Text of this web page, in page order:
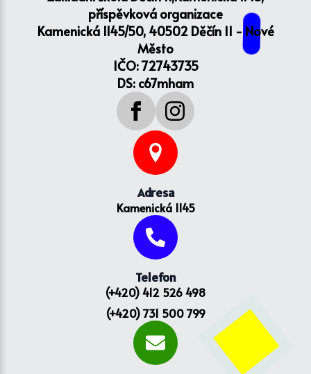
příspěvková organizace
Kamenická 1145/50, 40502 Děčín II - Nové
Město
IČO: 72743735
DS: c67mham
Adresa
Kamenická 1145
Telefon
(+420) 412 526 498
(+420) 731 500 799